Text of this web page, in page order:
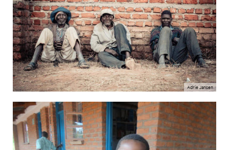
Adrie Jansen